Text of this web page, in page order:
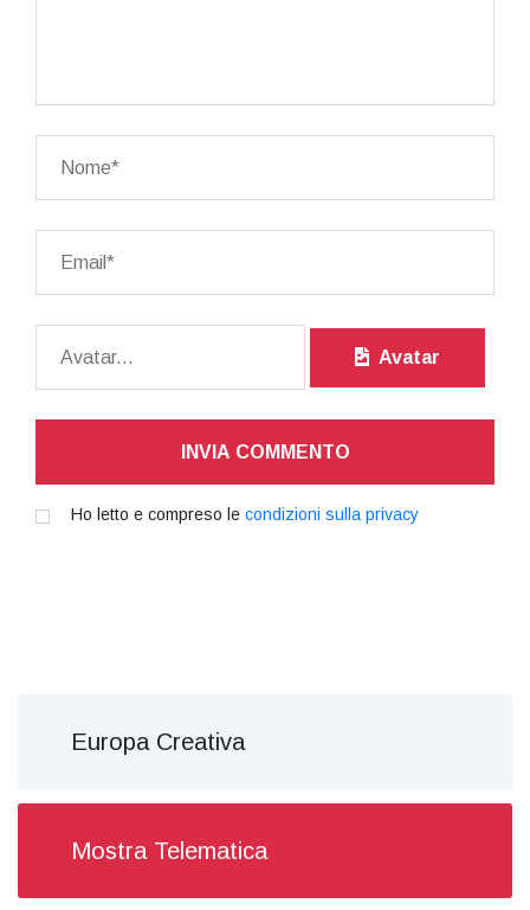
Avatar
INVIA COMMENTO
Ho letto e compreso le condizioni sulla privacy
Europa Creativa
Mostra Telematica